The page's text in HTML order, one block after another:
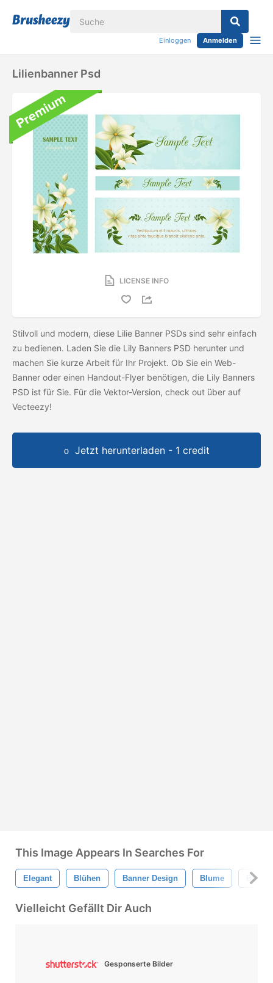
Einloggen Anmelden
Lilienbanner Psd
LICENSE INFO
Stilvoll und modern, diese Lilie Banner PSDs sind sehr einfach
zu bedienen. Laden Sie die Lily Banners PSD herunter und
machen Sie kurze Arbeit für Ihr Projekt. Ob Sie ein Web-
Banner oder einen Handout-Flyer benötigen, die Lily Banners
PSD ist für Sie. Für die Vektor-Version, check out über auf
Vecteezy!
Jetzt herunterladen - 1 credit
This Image Appears In Searches For
Elegant Blühen Banner Design Blume Banner
Vielleicht Gefällt Dir Auch
Gesponserte Bilder